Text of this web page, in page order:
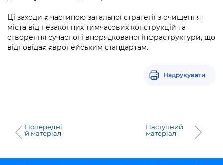
Ці заходи є частиною загальної стратегії з очищення
міста від незаконних тимчасових конструкцій та
створення сучасної і впорядкованої інфраструктури, що
відповідає європейським стандартам.
Надрукувати
Попередні
й матеріал
Наступний
матеріал